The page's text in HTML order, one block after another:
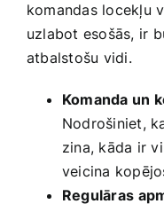
komandas locekļu
uzlabot esošās, ir
atbalstošu vidi. ​
Komanda un
Nodrošiniet,
zina, kāda ir
veicina
Regulāras⁣